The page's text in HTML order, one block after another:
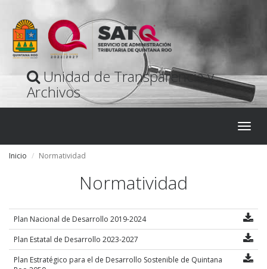
Unidad de Transparencia y
Archivos
Inicio Normatividad
Normatividad
Plan Nacional de Desarrollo 2019-2024
Plan Estatal de Desarrollo 2023-2027
Plan Estratégico para el de Desarrollo Sostenible de Quintana